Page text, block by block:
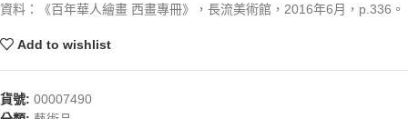
資料：《百年華人繪畫 西畫專冊》，長流美術館，2016年6月，p.336。
Add to wishlist
貨號: 00007490